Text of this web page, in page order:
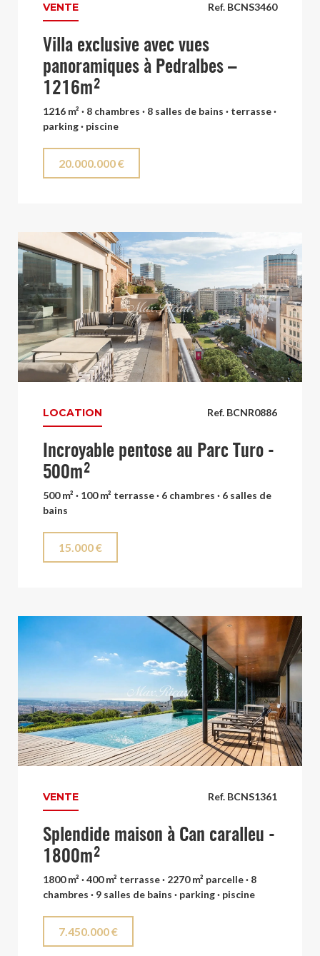
Ref. BCNS3460
VENTE
Villa exclusive avec vues
panoramiques à Pedralbes –
1216m²
1216 m² · 8 chambres · 8 salles de bains · terrasse ·
parking · piscine
20.000.000 €
Ref. BCNR0886
LOCATION
Incroyable pentose au Parc Turo -
500m²
500 m² · 100 m² terrasse · 6 chambres · 6 salles de
bains
15.000 €
Ref. BCNS1361
VENTE
Splendide maison à Can caralleu -
1800m²
1800 m² · 400 m² terrasse · 2270 m² parcelle · 8
chambres · 9 salles de bains · parking · piscine
7.450.000 €